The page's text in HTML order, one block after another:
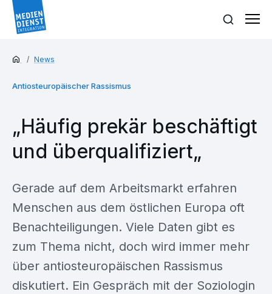
News
Antiosteuropäischer Rassismus
„Häufig prekär beschäftigt
und überqualifiziert„
Gerade auf dem Arbeitsmarkt erfahren
Menschen aus dem östlichen Europa oft
Benachteiligungen. Viele Daten gibt es
zum Thema nicht, doch wird immer mehr
über antiosteuropäischen Rassismus
diskutiert. Ein Gespräch mit der Soziologin